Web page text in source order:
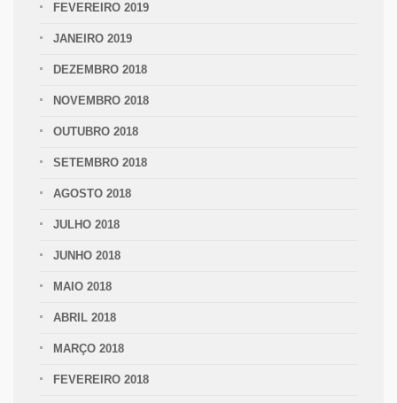
FEVEREIRO 2019
JANEIRO 2019
DEZEMBRO 2018
NOVEMBRO 2018
OUTUBRO 2018
SETEMBRO 2018
AGOSTO 2018
JULHO 2018
JUNHO 2018
MAIO 2018
ABRIL 2018
MARÇO 2018
FEVEREIRO 2018